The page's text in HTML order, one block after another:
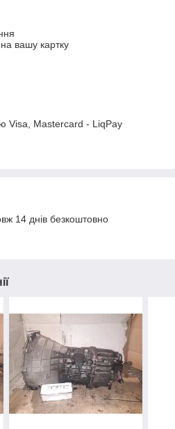
вашу картку
Visa, Mastercard - LiqPay
14 днів безкоштовно